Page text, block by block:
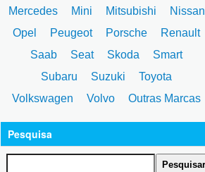
Mercedes
Mini Mitsubishi
Nissan
Opel
Peugeot Porsche
Renault
Saab
Seat Skoda
Smart
Subaru
Suzuki
Toyota
Volkswagen
Volvo Outras Marcas
Pesquisa